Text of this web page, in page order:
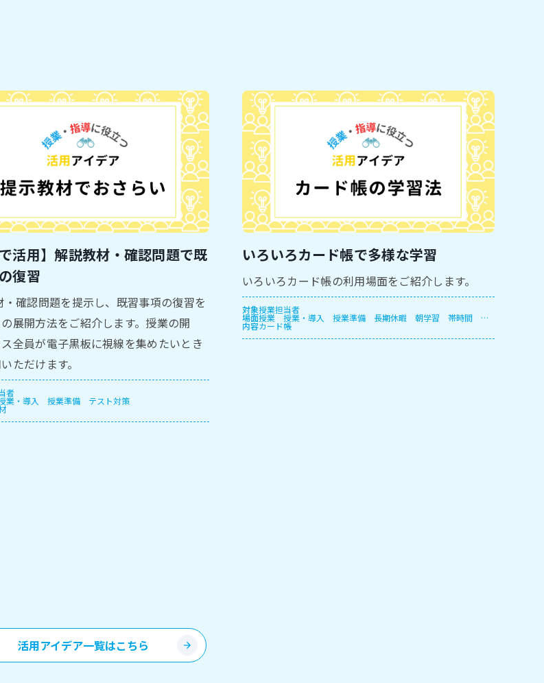
で活用】解説教材・確認問題で既
復習
・確認問題を提示し、既習事項の復習を
展開方法をご紹介します。授業の開
全員が電子黒板に視線を集めたいとき
ただけます。
者
業・導入 授業準備 テスト対策
いろいろカード帳で多様な学習
いろいろカード帳の利用場面をご紹介します。
対象授業担当者
場面授業 授業・導入 授業準備 長期休暇 朝学習 帯時間 放
課後 休み時間
内容カード帳
活用アイデア一覧はこちら